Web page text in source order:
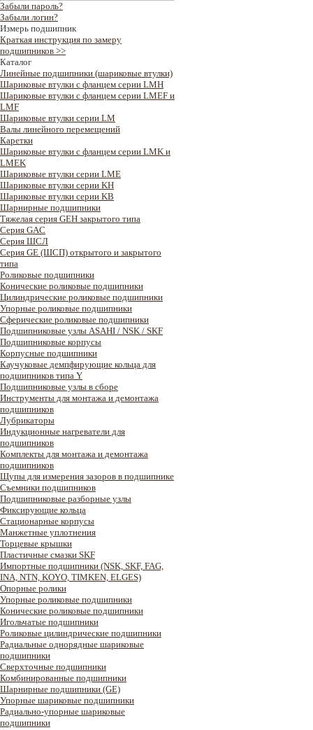
Забыли пароль?
Забыли логин?
Измерь подшипник
Краткая инструкция по замеру
подшипников >>
Каталог
Линейные подшипники (шариковые втулки)
Шариковые втулки с фланцем серии LMH
Шариковые втулки с фланцем серии LMEF и
LMF
Шариковые втулки серии LM
Валы линейного перемещений
Каретки
Шариковые втулки с фланцем серии LMK и
LMEK
Шариковые втулки серии LME
Шариковые втулки серии KH
Шариковые втулки серии KB
Шарнирные подшипники
Тяжелая серия GEH закрытого типа
Серия GAC
Cерия ШСЛ
Серия GE (ШСП) открытого и закрытого
типа
Роликовые подшипники
Конические роликовые подшипники
Цилиндрические роликовые подшипники
Упорные роликовые подшипники
Сферические роликовые подшипники
Подшипниковые узлы ASAHI / NSK / SKF
Подшипниковые корпусы
Корпусные подшипники
Каучуковые демпфирующие кольца для
подшипников типа Y
Подшипниковые узлы в сборе
Инструменты для монтажа и демонтажа
подшипников
Лубрикаторы
Индукционные нагреватели для
подшипников
Комплекты для монтажа и демонтажа
подшипников
Щупы для измерения зазоров в подшипнике
Съемники подшипников
Подшипниковые разборные узлы
Фиксирующие кольца
Стационарные корпусы
Манжетные уплотнения
Торцевые крышки
Пластичные смазки SKF
Импортные подшипники (NSK, SKF, FAG,
INA, NTN, KOYO, TIMKEN, ELGES)
Опорные ролики
Упорные роликовые подшипники
Конические роликовые подшипники
Игольчатые подшипники
Роликовые цилиндрические подшипники
Радиальные однорядные шариковые
подшипники
Сверхточные подшипники
Комбинированные подшипники
Шарнирные подшипники (GE)
Упорные шариковые подшипники
Радиально-упорные шариковые
подшипники